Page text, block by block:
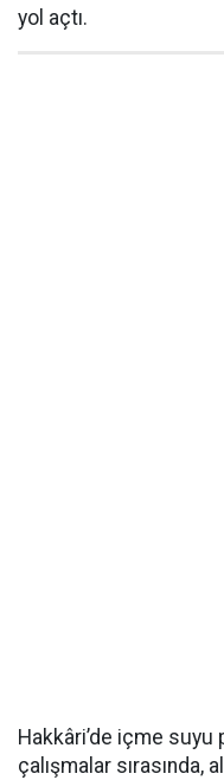
yol açtı.
Hakkâri’de içme
çalışmalar sırasında,